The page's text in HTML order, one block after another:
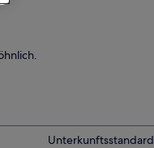
Unterkunftsstandard